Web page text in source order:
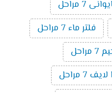
7 مراحل
فلتر ماء 7 مراحل
مراحل